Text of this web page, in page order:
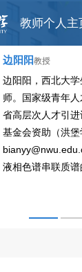
教师个人主
边阳阳教授
边阳阳，西北大
师。国家级青年
省高层次人才引
基金会资助（洪
液相色谱串联质谱